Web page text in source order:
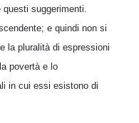
suggerimenti.
e quindi non si
la pluralità di espressioni
povertà e lo
in cui essi esistono di